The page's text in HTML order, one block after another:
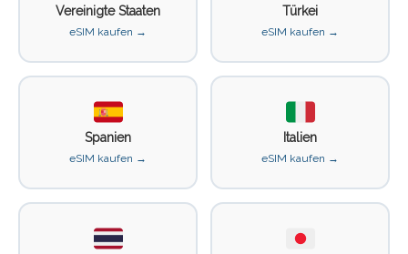
Vereinigte Staaten
eSIM kaufen →
Türkei
eSIM kaufen →
Spanien
eSIM kaufen →
Italien
eSIM kaufen →